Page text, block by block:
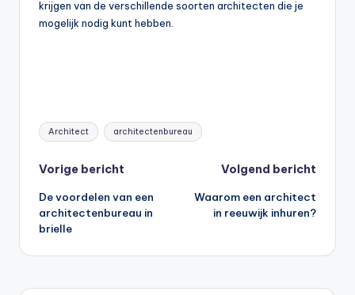
krijgen van de verschillende soorten architecten die je
mogelijk nodig kunt hebben.
Tags:
Architect architectenbureau
Bericht
navigatie
Vorige bericht
De voordelen van een
architectenbureau in
brielle
Volgend bericht
Waarom een architect
in reeuwijk inhuren?